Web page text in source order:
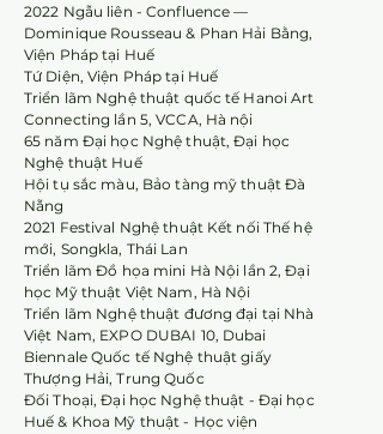
2022 Ngẫu liên - Confluence —
Dominique Rousseau & Phan Hải Bằng,
Viện Pháp tại Huế
Tứ Diện, Viện Pháp tại Huế
Triển lãm Nghệ thuật quốc tế Hanoi Art
Connecting lần 5, VCCA, Hà nội
65 năm Đại học Nghệ thuật, Đại học
Nghệ thuật Huế
Hội tụ sắc màu, Bảo tàng mỹ thuật Đà
Nẵng
2021 Festival Nghệ thuật Kết nối Thế hệ
mới, Songkla, Thái Lan
Triển lãm Đồ họa mini Hà Nội lần 2, Đại
học Mỹ thuật Việt Nam, Hà Nội
Triển lãm Nghệ thuật đương đại tại Nhà
Việt Nam, EXPO DUBAI 10, Dubai
Biennale Quốc tế Nghệ thuật giấy
Thượng Hải, Trung Quốc
Đối Thoại, Đại học Nghệ thuật - Đại học
Huế & Khoa Mỹ thuật - Học viện